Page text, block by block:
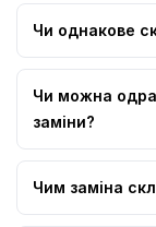
Чи однакове
Чи можна
заміни?
Чим заміна